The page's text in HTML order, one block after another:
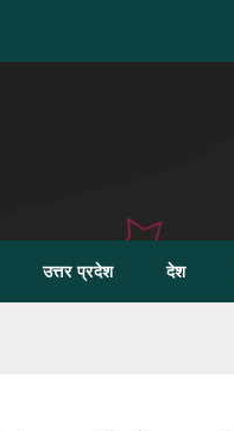
उत्तर प्रदेश देश